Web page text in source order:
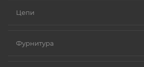
Цепи
Фурнитура